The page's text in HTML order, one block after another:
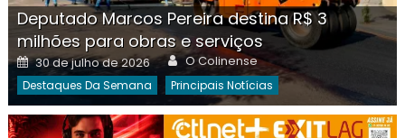
Deputado Marcos Pereira destina R$ 3
milhões para obras e serviços
Posted
on
30 de julho de 2026 Author
O Colinense
Destaques Da Semana Principais Notícias